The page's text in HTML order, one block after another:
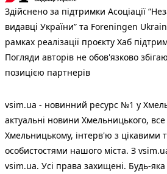
Здійснено за підтримки Асоціації
видавці України” та Foreningen
рамках реалізації проєкту Хаб
Погляди авторів не обов'язково
позицією партнерів
vsim.ua - новинний ресурс №1 у
актуальні новини Хмельницького, все
Хмельницькому, інтерв'ю з цікавими
особистостями нашого міста. З
vsim.ua. Усі права захищені. Будь-